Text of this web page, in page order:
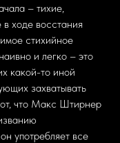
– тихие,
ходе восстания
стихийное
и легко – это
какой-то иной
захватывать
что Макс Штирнер
употребляет все